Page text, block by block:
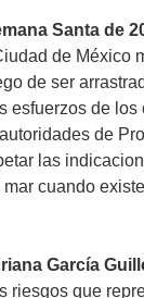
Santa de
de México
de ser
esfuerzos de los
de
las
cuando
García
riesgos que